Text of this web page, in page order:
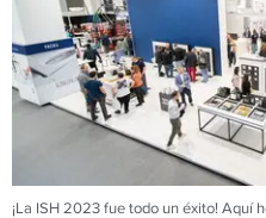
¡La ISH 2023 fue todo un éxito! Aquí